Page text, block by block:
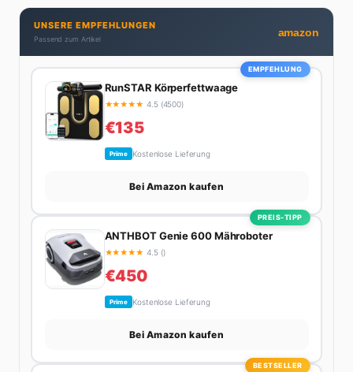
dran. Wenn Maik nicht gerade den heißesten Tratsch
aus der Promi-Welt aufspürt oder die besten
Lifestyle-Empfehlungen zusammenstellt, findet man
ihn beim Wandern in den Schweizer Alpen, am Grill
mit Freunden oder auf der Suche nach dem
perfekten Espresso. Sein Motto: Lieber einmal richtig
UNSERE EMPFEHLUNGEN
Passend zum Artikel
amazon
EMPFEHLUNG
RunSTAR Körperfettwaage
★★★★★ 4.5 (4500)
€135
Prime Kostenlose Lieferung
Bei Amazon kaufen
PREIS-TIPP
ANTHBOT Genie 600 Mähroboter
★★★★★ 4.5 ()
€450
Prime Kostenlose Lieferung
Bei Amazon kaufen
BESTSELLER